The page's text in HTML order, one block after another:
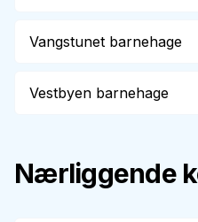
Vangstunet barnehage
Vestbyen barnehage
Nærliggende